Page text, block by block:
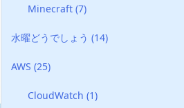
Minecraft(7)
水曜どうでしょう (14)
AWS (25)
CloudWatch(1)